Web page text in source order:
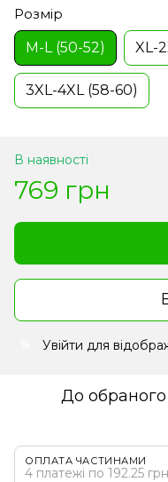
Розмір
M-L (50-52)
XL-
3XL-4XL (58-60)
В наявності
769 грн
Увійти для
До обраного
ОПЛАТА ЧАСТИНАМИ
4 платежі по 192.25 грн